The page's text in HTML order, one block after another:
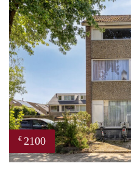
€ 2100